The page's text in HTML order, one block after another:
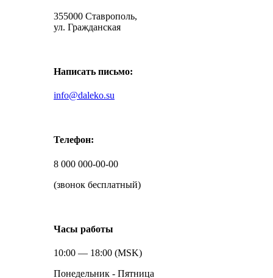
355000 Ставрополь,
ул. Гражданская
Написать письмо:
info@daleko.su
Телефон:
8 000 000-00-00
(звонок бесплатный)
Часы работы
10:00 — 18:00 (MSK)
Понедельник - Пятница